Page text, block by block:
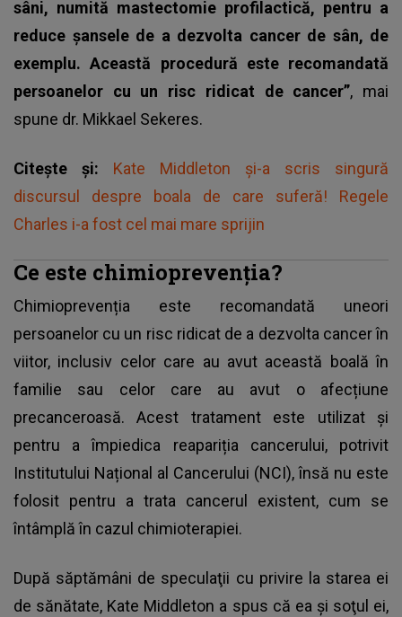
sâni, numită mastectomie profilactică, pentru a
reduce șansele de a dezvolta cancer de sân, de
exemplu. Această procedură este recomandată
persoanelor cu un risc ridicat de cancer”, mai
spune dr. Mikkael Sekeres.
Citește și: Kate Middleton și-a scris singură
discursul despre boala de care suferă! Regele
Charles i-a fost cel mai mare sprijin
Ce este chimioprevenția?
Chimioprevenția este recomandată uneori
persoanelor cu un risc ridicat de a dezvolta cancer în
viitor, inclusiv celor care au avut această boală în
familie sau celor care au avut o afecțiune
precanceroasă. Acest tratament este utilizat și
pentru a împiedica reapariția cancerului, potrivit
Institutului Național al Cancerului (NCI), însă nu este
folosit pentru a trata cancerul existent, cum se
întâmplă în cazul chimioterapiei.
După săptămâni de speculaţii cu privire la starea ei
de sănătate, Kate Middleton a spus că ea şi soţul ei,